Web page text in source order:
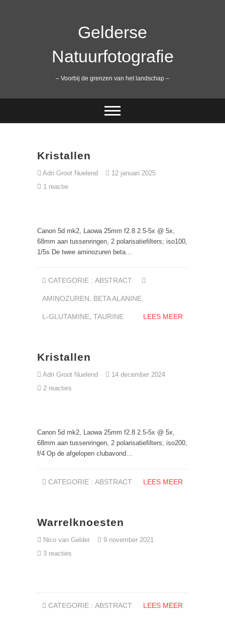
Gelderse
Natuurfotografie
– Voorbij de grenzen van het landschap –
Kristallen
Adri Groot Nuelend
12 januari 2025
1 reactie
Canon 5d mk2, Laowa 25mm f2.8 2.5-5x @ 5x,
68mm aan tussenringen, 2 polarisatiefilters; iso100,
1/5s De twee aminozuren beta…
CATEGORIE : ABSTRACT
AMINOZUREN BETA ALANINE
L-GLUTAMINE TAURINE LEES MEER
Kristallen
Adri Groot Nuelend
14 december 2024
2 reacties
Canon 5d mk2, Laowa 25mm f2.8 2.5-5x @ 5x,
68mm aan tussenringen, 2 polarisatiefilters; iso200,
f/4 Op de afgelopen clubavond…
CATEGORIE : ABSTRACT LEES MEER
Warrelknoesten
Nico van Gelder
9 november 2021
3 reacties
CATEGORIE : ABSTRACT LEES MEER